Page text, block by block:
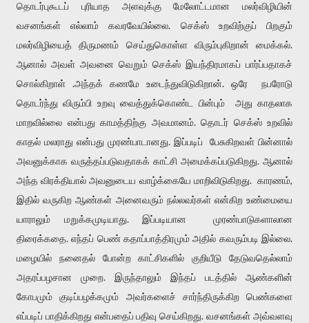
தொடர்புகூடப் புரியாத அளவுக்கு மேலோட்டமான மலர்விழியின்
வசனங்கள் எல்லாம் கவரவேயில்லை. செக்ஸ் உறவிற்குப் பிறகும்
மலர்விழியைத் திருமணம் செய்துகொள்ள விரும்புகிறான் மைக்கல்.
ஆனால் அவள் அவனை வெறும் செக்ஸ் இயந்திரமாகப் பார்ப்பதாகச்
சொல்கிறாள் .அந்தக் கணமே உடைந்துவிடுகிறான். ஒரே நபரோடு
தொடர்ந்து விரும்பி உறவு வைத்துக்கொண்ட பின்பும் அது காதலாக
மாறவில்லை என்பது காமத்திற்கு அவமானம். தொடர் செக்ஸ் உறவில்
காதல் மலராது என்பது முரண்பாடானது. இப்படிப் பேசுகிறவள் பின்னால்
அவனுக்காக வருத்தப்படுவதாகக் காட்சி அமைக்கப்படுகிறது. ஆனால்
அந்த விரக்தியால் அவனுடைய வாழ்க்கையே மாறிவிடுகிறது. காரணம்,
இதில் வருகிற ஆண்கள் அனைவரும் நல்லவர்கள் என்கிற உண்மையை
யாராலும் மறுக்கமுடியாது. இப்படியான முரண்பாடுகளாலான
திரைக்கதை. எந்தப் பெண் கதாப்பாத்திரமும் அதில் கவரும்படி இல்லை.
மழையில் நனைதல் போன்ற காட்சிகளில் குறியீடு தேடுவதெல்லாம்
அதரப்பழசான முறை. இருந்தாலும் இந்தப் படத்தில் ஆண்களின்
கோபமும் குடிப்பழக்கமும் அவர்களைச் சார்ந்திருக்கிற பெண்களை
எப்படிப் பாதிக்கிறது என்பதைப் பதிவு செய்கிறது. வசனங்கள் அவ்வளவு